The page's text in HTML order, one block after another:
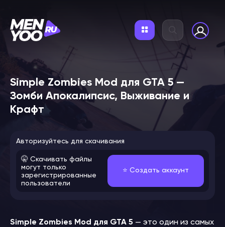
Simple Zombies Mod для GTA 5 —
Зомби Апокалипсис, Выживание и
Крафт
Авторизуйтесь для скачивания
🤫 Скачивать файлы
могут только
зарегистрированные
пользователи
⭐️ Создать аккаунт
Simple Zombies Mod для GTA 5 — это один из самых